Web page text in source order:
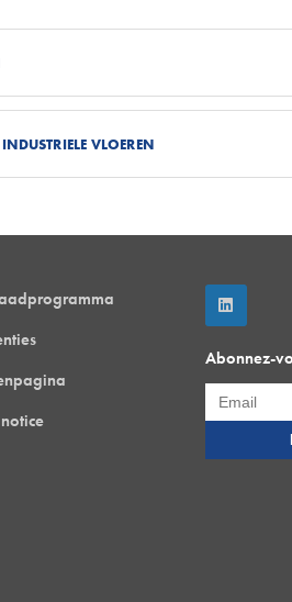
VLOEREN
Abonnez-